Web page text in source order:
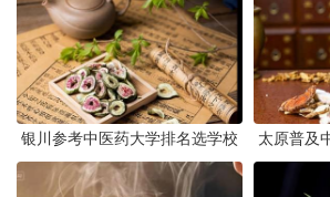
银川参考中医药大学排名选学校 太原普及